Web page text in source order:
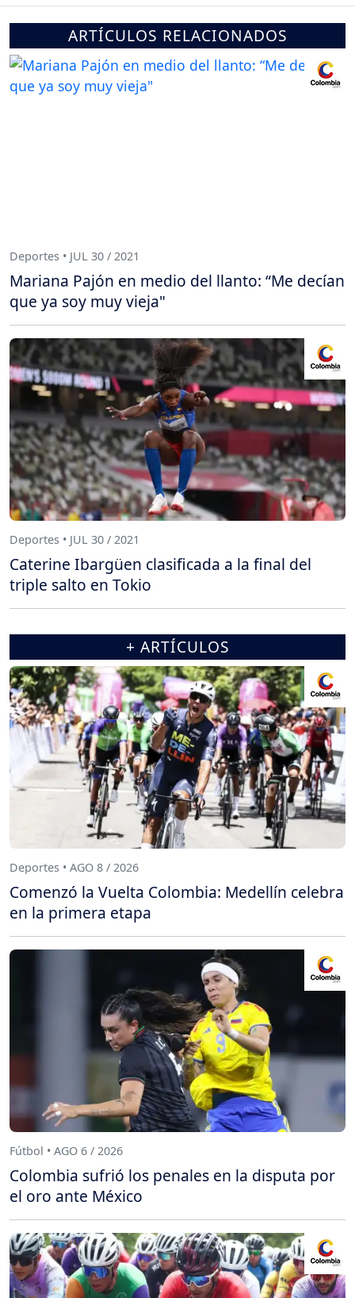
ARTÍCULOS RELACIONADOS
Deportes • JUL 30 / 2021
Mariana Pajón en medio del llanto: “Me decían
que ya soy muy vieja"
Deportes • JUL 30 / 2021
Caterine Ibargüen clasificada a la final del
triple salto en Tokio
+ ARTÍCULOS
Deportes • AGO 8 / 2026
Comenzó la Vuelta Colombia: Medellín celebra
en la primera etapa
Fútbol • AGO 6 / 2026
Colombia sufrió los penales en la disputa por
el oro ante México